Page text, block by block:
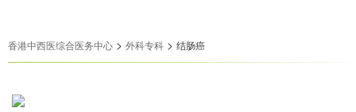
香港中西医综合医务中心 > 外科专科 > 结肠癌